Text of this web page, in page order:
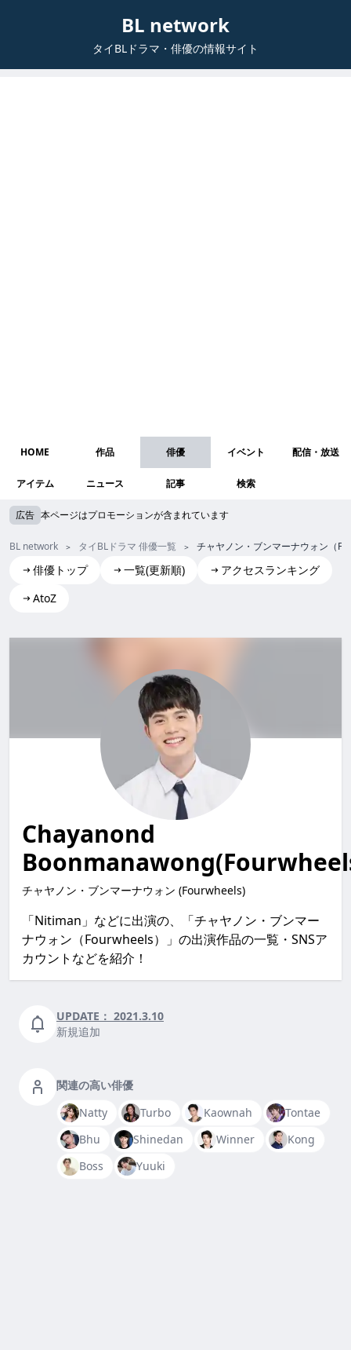
BL network
タイBLドラマ・俳優の情報サイト
HOME 作品 俳優 イベント 配信・放送
アイテム ニュース 記事 検索
広告 本ページはプロモーションが含まれています
BL network タイBLドラマ 俳優一覧 チャヤノン・ブンマーナウォン（
俳優トップ 一覧(更新順)
アクセスランキング
AtoZ
Chayanond
チャヤノン・ブンマーナウォン (Fourwheels)
「Nitiman」などに出演の、「チャヤノン・ブンマー
ナウォン（Fourwheels）」の出演作品の一覧・SNSア
カウントなどを紹介！
UPDATE： 2021.3.10
新規追加
関連の高い俳優
Natty
Turbo Kaownah
Tontae
Bhu
Shinedan Winner
Kong
Boss
Yuuki